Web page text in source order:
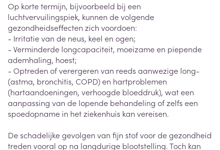
Op korte termijn, bijvoorbeeld bij een
luchtvervuilingspiek, kunnen de volgende
gezondheidseffecten zich voordoen:
- Irritatie van de neus, keel en ogen;
- Verminderde longcapaciteit, moeizame en piepende
ademhaling, hoest;
- Optreden of verergeren van reeds aanwezige long-
(astma, bronchitis, COPD) en hartproblemen
(hartaandoeningen, verhoogde bloeddruk), wat een
aanpassing van de lopende behandeling of zelfs een
spoedopname in het ziekenhuis kan vereisen.
De schadelijke gevolgen van fijn stof voor de gezondheid
treden vooral op na langdurige blootstelling. Toch kan